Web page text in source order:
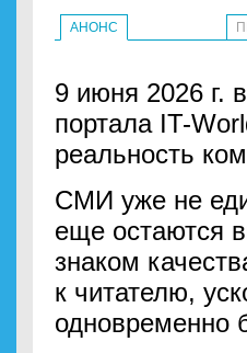
АНОНС
9 июня 2026 г.
портала IT-
реальность
СМИ уже не
еще остаются
знаком
к читателю,
одновременно